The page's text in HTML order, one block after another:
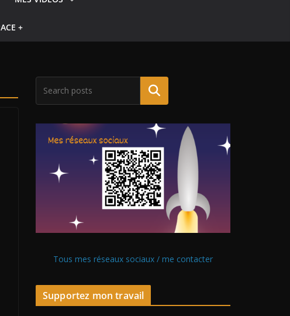
+
Tous mes réseaux sociaux / me contacter
Supportez mon travail